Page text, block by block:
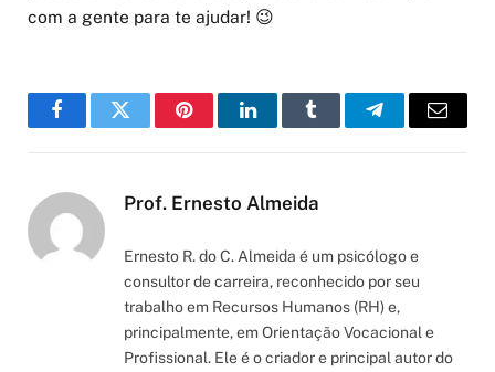
com a gente para te ajudar! 😉
FacebookTwitter PinterestLinkedInTumblr TelegramEmail
Prof. Ernesto Almeida
Ernesto R. do C. Almeida é um psicólogo e
consultor de carreira, reconhecido por seu
trabalho em Recursos Humanos (RH) e,
principalmente, em Orientação Vocacional e
Profissional. Ele é o criador e principal autor do